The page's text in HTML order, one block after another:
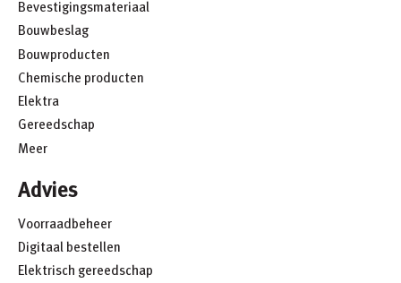
Bevestigingsmateriaal
Bouwbeslag
Bouwproducten
Chemische producten
Elektra
Gereedschap
Meer
Advies
Voorraadbeheer
Digitaal bestellen
Elektrisch gereedschap